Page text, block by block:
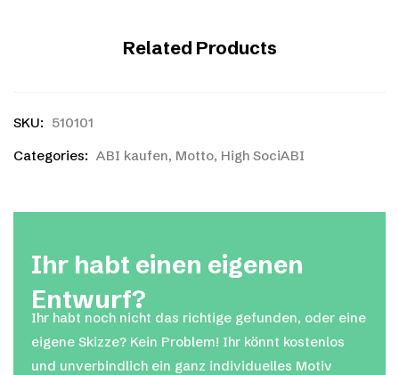
Related Products
SKU: 510101
Categories: ABI kaufen, Motto, High SociABI
Ihr habt einen eigenen
Entwurf?
Ihr habt noch nicht das richtige gefunden, oder eine
eigene Skizze? Kein Problem! Ihr könnt kostenlos
und unverbindlich ein ganz individuelles Motiv